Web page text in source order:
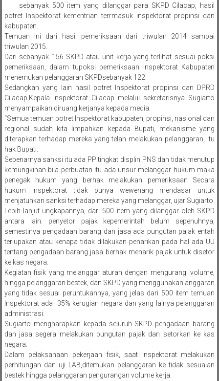
sebanyak 500 item yang dilanggar para SKPD Cilacap, hasil
potret Inspektorat kementrian terrmasuk inspektorat propinsi dan
kabupaten.
Temuan ini dari hasil pemeriksaan dari triwulan 2014 sampai
triwulan 2015.
Dari sebanyak 156 SKPD atau unit kerja yang terlihat sesuai poksi
pemeriksaan, dalam tupoksi pemeriksaan Inspektorat Kabupaten
menemukan pelanggaran SKPDsebanyak 122.
Sedangkan yang lain hasil potret Inspektorat propinsi dan DPRD
Cilacap,Kepala Inspektorat Cilacap melalui sekretarisnya Sugiarto
menyampaikan diruang kerjanya kepada media.
“Semua temuan potret Inspektorat kabupaten, propinsi, nasional dan
regional sudah kita limpahkan kepada Bupati, mekanisme yang
diterapkan terhadap mereka yang telah melakukan pelanggaran, itu
hak Bupati.
Sebenarnya sanksi itu ada PP tingkat displin PNS dan tidak menutup
kemungkinan bila perbuatan itu ada unsur melanggar hukum maka
penegak hukum yang berhak melakukan pemeriksaan Secara
hukum Inspektorat tidak punya wewenang mendasar untuk
menjatuhkan sanksi terhadap mereka yang melanggar, ujar Sugiarto.
Lebih lanjut ungkapannya, dari 500 item yang dilanggar oleh SKPD
antara lain: penyetor pajak kepemerintah belum sepenuhnya,
semestinya pengadaan barang dan jasa ada pungutan pajak entah
terlupakan atau kenapa tidak dilakukan penarikan pada hal ada UU
tentang pengadaan barang jasa berhak menarik pajak untuk disetor
ke kas negara.
Kegiatan fisik yang melanggar aturan dengan mengurangi volume,
hingga pelanggaran bestek, dan SKPD yang menggunakan anggaran
yang tidak sesuai peruntukannya, yang jelas dari 500 item temuan
Inspektorat ada 35% kerugian negara dan yang lainya pelanggaran
administrasi.
Sugiarto mengharapkan kepada seluruh SKPD pengadaan barang
dan jasa segera melakukan pungutan pajak dan setorkan ke kas
negara.
Dalam pelaksanaan pekerjaan fisik, saat Inspektorat melakukan
perhitungan dan uji LAB,ditemukan pelanggaran ke tidak sesuaian
bestek hingga pelanggaran pengurangan volume kerja.